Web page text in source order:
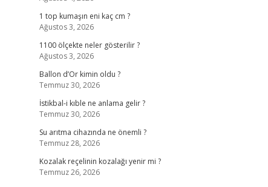
1 top kumaşın eni kaç cm ?
Ağustos 3, 2026
1100 ölçekte neler gösterilir ?
Ağustos 3, 2026
Ballon d’Or kimin oldu ?
Temmuz 30, 2026
İstikbal-i kıble ne anlama gelir ?
Temmuz 30, 2026
Su arıtma cihazında ne önemli ?
Temmuz 28, 2026
Kozalak reçelinin kozalağı yenir mi ?
Temmuz 26, 2026